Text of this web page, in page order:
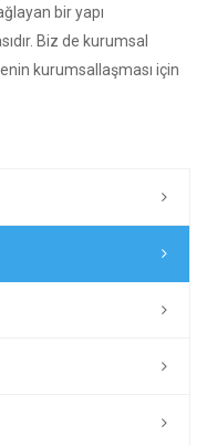
bir yapı
Biz de kurumsal
kurumsallaşması için